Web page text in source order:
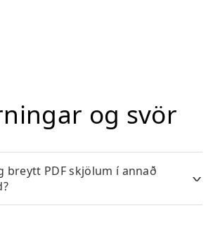
og svör
breytt PDF skjölum í annað